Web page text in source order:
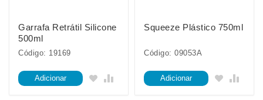
Garrafa Retrátil Silicone
500ml
Código: 19169
Adicionar
Squeeze Plástico 750ml
Código: 09053A
Adicionar